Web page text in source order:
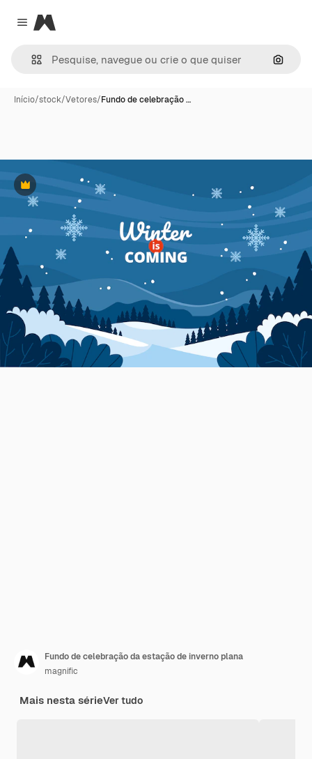
Close menu
Magnific
Início/stock/Vetores/Fundo de celebração …
Premium
Fundo de celebração da estação de inverno plana
magnific
Mais nesta sérieVer tudo